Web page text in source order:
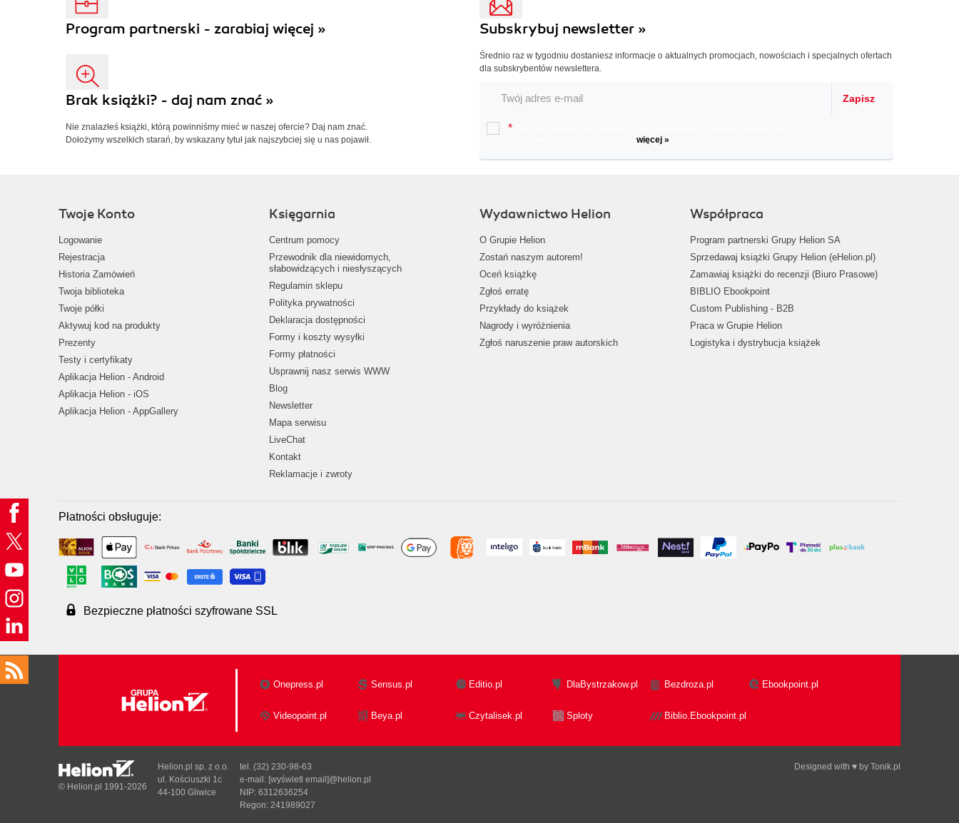
Program partnerski - zarabiaj więcej »
Brak książki? - daj nam znać »
Nie znalazłeś książki, którą powinniśmy mieć w naszej ofercie? Daj nam znać.
Dołożymy wszelkich starań, by wskazany tytuł jak najszybciej się u nas pojawił.
Subskrybuj newsletter »
Średnio raz w tygodniu dostaniesz informacje o aktualnych promocjach, nowościach i specjalnych ofertach
dla subskrybentów newslettera.
Zapisz
*
więcej »
Twoje Konto
Logowanie
Rejestracja
Historia Zamówień
Twoja biblioteka
Twoje półki
Aktywuj kod na produkty
Prezenty
Testy i certyfikaty
Aplikacja Helion - Android
Aplikacja Helion - iOS
Aplikacja Helion - AppGallery
Księgarnia
Centrum pomocy
Przewodnik dla niewidomych,
słabowidzących i niesłyszących
Regulamin sklepu
Polityka prywatności
Deklaracja dostępności
Formy i koszty wysyłki
Formy płatności
Usprawnij nasz serwis WWW
Blog
Newsletter
Mapa serwisu
LiveChat
Kontakt
Reklamacje i zwroty
Wydawnictwo Helion
O Grupie Helion
Zostań naszym autorem!
Oceń książkę
Zgłoś erratę
Przykłady do książek
Nagrody i wyróżnienia
Zgłoś naruszenie praw autorskich
Współpraca
Program partnerski Grupy Helion SA
Sprzedawaj książki Grupy Helion (eHelion.pl)
Zamawiaj książki do recenzji (Biuro Prasowe)
BIBLIO Ebookpoint
Custom Publishing - B2B
Praca w Grupie Helion
Logistyka i dystrybucja książek
Płatności obsługuje:
Bezpieczne płatności szyfrowane SSL
Onepress.pl Sensus.pl Editio.pl DlaBystrzakow.pl Bezdroza.pl Ebookpoint.pl
Videopoint.pl Beya.pl Czytalisek.pl Sploty Biblio.Ebookpoint.pl
Designed with ♥ by Tonik.pl
© Helion.pl 1991-2026
Helion.pl sp. z o.o.
ul. Kościuszki 1c
44-100 Gliwice
tel. (32) 230-98-63
e-mail: [wyświetl email]@helion.pl
NIP: 6312636254
Regon: 241989027